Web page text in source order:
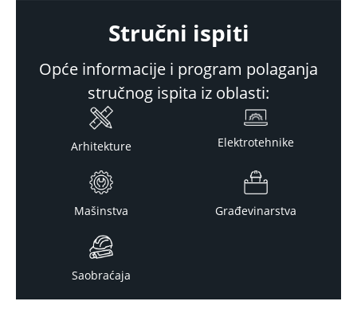
Stručni ispiti
Opće informacije i program polaganja
stručnog ispita iz oblasti:
Arhitekture Elektrotehnike
Mašinstva Građevinarstva
Saobraćaja